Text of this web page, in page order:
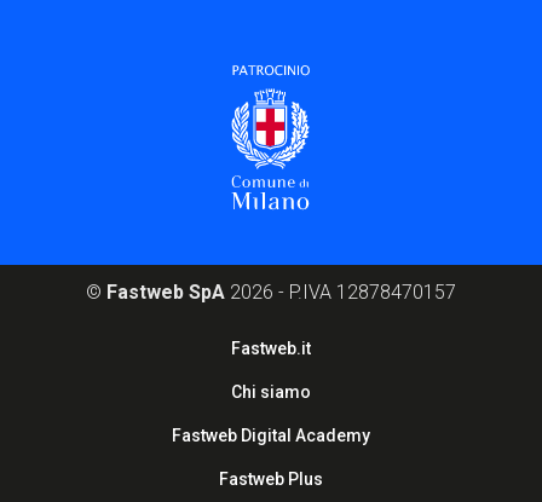
© Fastweb SpA 2026 - P.IVA 12878470157
Fastweb.it
Chi siamo
Fastweb Digital Academy
Fastweb Plus